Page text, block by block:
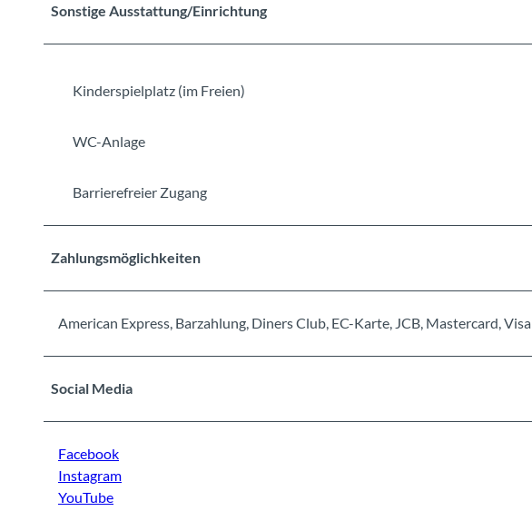
Sonstige Ausstattung/Einrichtung
Kinderspielplatz (im Freien)
WC-Anlage
Barrierefreier Zugang
Zahlungsmöglichkeiten
American Express, Barzahlung, Diners Club, EC-Karte, JCB, Mastercard, Visa
Social Media
Facebook
Instagram
YouTube